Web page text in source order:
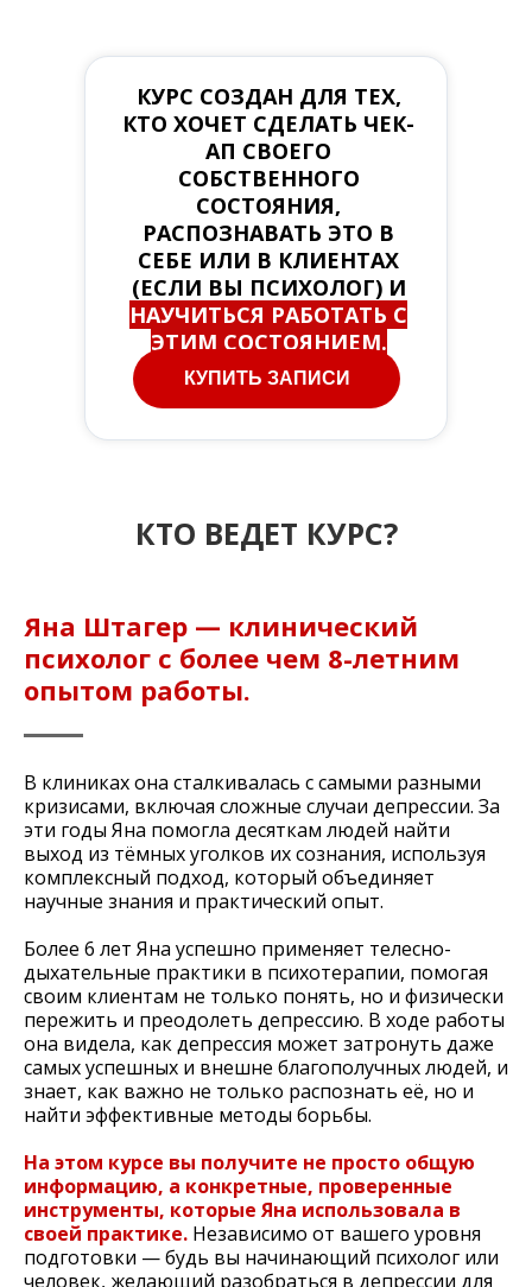
КУРС СОЗДАН ДЛЯ ТЕХ,
КТО ХОЧЕТ СДЕЛАТЬ ЧЕК-
АП СВОЕГО
СОБСТВЕННОГО
СОСТОЯНИЯ,
РАСПОЗНАВАТЬ ЭТО В
СЕБЕ ИЛИ В КЛИЕНТАХ
(ЕСЛИ ВЫ ПСИХОЛОГ) И
НАУЧИТЬСЯ РАБОТАТЬ С
ЭТИМ СОСТОЯНИЕМ.
КУПИТЬ ЗАПИСИ
КТО ВЕДЕТ КУРС?
Яна Штагер — клинический
психолог с более чем 8-летним
опытом работы.
В клиниках она сталкивалась с самыми разными
кризисами, включая сложные случаи депрессии. За
эти годы Яна помогла десяткам людей найти
выход из тёмных уголков их сознания, используя
комплексный подход, который объединяет
научные знания и практический опыт.
Более 6 лет Яна успешно применяет телесно-
дыхательные практики в психотерапии, помогая
своим клиентам не только понять, но и физически
пережить и преодолеть депрессию. В ходе работы
она видела, как депрессия может затронуть даже
самых успешных и внешне благополучных людей, и
знает, как важно не только распознать её, но и
найти эффективные методы борьбы.
На этом курсе вы получите не просто общую
информацию, а конкретные, проверенные
инструменты, которые Яна использовала в
своей практике. Независимо от вашего уровня
подготовки — будь вы начинающий психолог или
человек, желающий разобраться в депрессии для